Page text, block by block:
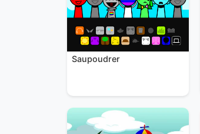
Saupoudrer